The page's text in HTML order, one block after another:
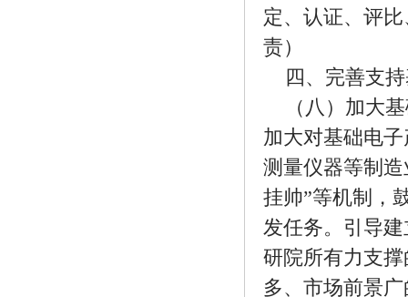
定、认证、评
责）
四、完善支
（八）加大
加大对基础电
测量仪器等制
挂帅”等机制，
发任务。引导
研院所有力支
多、市场前景